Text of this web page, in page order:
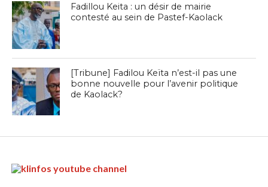
Fadillou Keita : un désir de mairie
contesté au sein de Pastef-Kaolack
[Tribune] Fadilou Keïta n’est-il pas une
bonne nouvelle pour l’avenir politique
de Kaolack?